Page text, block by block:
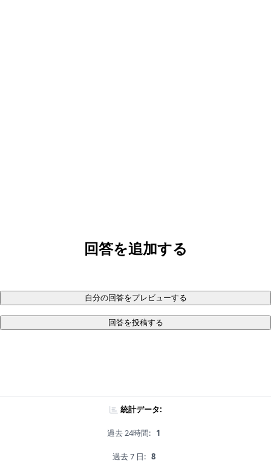
回答を追加する
自分の回答をプレビューする
回答を投稿する
統計データ:
過去 24時間: 1
過去 7 日: 8